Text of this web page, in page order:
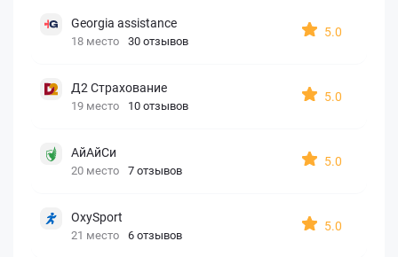
Georgia assistance
18 место 30 отзывов
5.0
Д2 Страхование
19 место 10 отзывов
5.0
АйАйСи
20 место 7 отзывов
5.0
OxySport
21 место 6 отзывов
5.0